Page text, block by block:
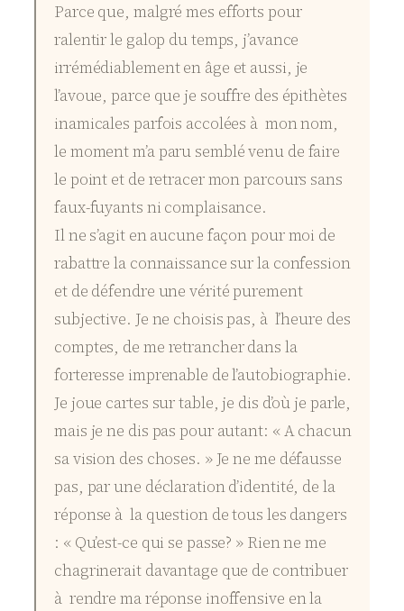
Parce que, malgré mes efforts pour
ralentir le galop du temps, j’avance
irrémédiablement en âge et aussi, je
l’avoue, parce que je souffre des épithètes
inamicales parfois accolées à mon nom,
le moment m’a paru semblé venu de faire
le point et de retracer mon parcours sans
faux-fuyants ni complaisance.
Il ne s’agit en aucune façon pour moi de
rabattre la connaissance sur la confession
et de défendre une vérité purement
subjective. Je ne choisis pas, à l’heure des
comptes, de me retrancher dans la
forteresse imprenable de l’autobiographie.
Je joue cartes sur table, je dis d’où je parle,
mais je ne dis pas pour autant: « A chacun
sa vision des choses. » Je ne me défausse
pas, par une déclaration d’identité, de la
réponse à la question de tous les dangers
: « Qu’est-ce qui se passe? » Rien ne me
chagrinerait davantage que de contribuer
à rendre ma réponse inoffensive en la